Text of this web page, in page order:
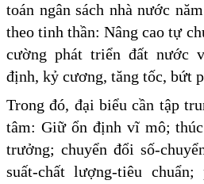
toán ngân sách nhà nước
theo tinh thần: Nâng cao tự
cường phát triển đất nước
định, kỷ cương, tăng tốc, bứt
Trong đó, đại biểu cần tập
tâm: Giữ ổn định vĩ mô;
trưởng; chuyển đổi số-
suất-chất lượng-tiêu